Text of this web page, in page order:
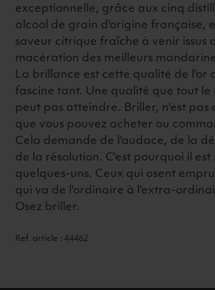
exceptionnelle, grâce aux cinq
alcool de grain d'origine française,
saveur citrique fraîche à venir issus
macération des meilleurs
La brillance est cette qualité de l'or
fascine tant. Une qualité que tout le
peut pas atteindre. Briller, n'est pas
que vous pouvez acheter ou
Cela demande de l'audace, de la
de la résolution. C'est pourquoi il est
quelques-uns. Ceux qui osent
qui va de l'ordinaire à l'extra-
Osez briller.
Ref. article : 44462